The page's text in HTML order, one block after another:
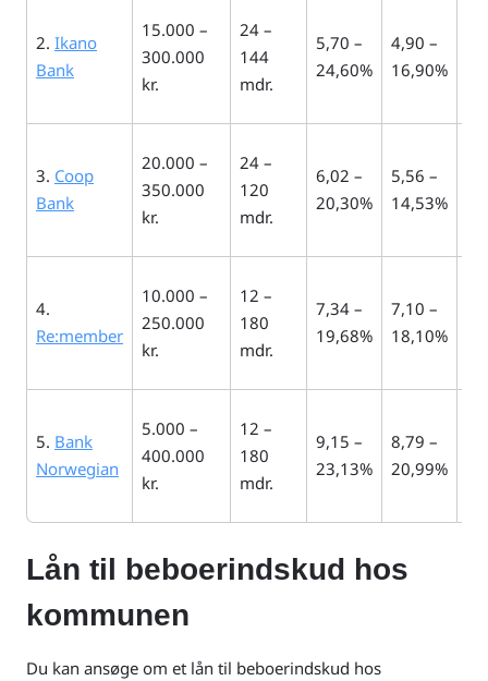
2. Ikano
Bank
15.000 –
300.000
kr.
24 –
144
mdr.
5,70 –
24,60%
4,90 –
16,90%
3. Coop
Bank
20.000 –
350.000
kr.
24 –
120
mdr.
6,02 –
20,30%
5,56 –
14,53%
4.
Re:member
10.000 –
250.000
kr.
12 –
180
mdr.
7,34 –
19,68%
7,10 –
18,10%
5. Bank
Norwegian
5.000 –
400.000
kr.
12 –
180
mdr.
9,15 –
23,13%
8,79 –
20,99%
Lån til beboerindskud hos
kommunen
Du kan ansøge om et lån til beboerindskud hos